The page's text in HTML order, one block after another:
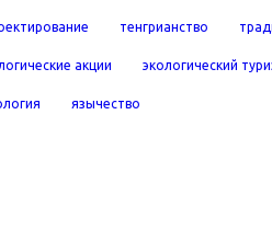
тенгрианство
акции экологический
язычество